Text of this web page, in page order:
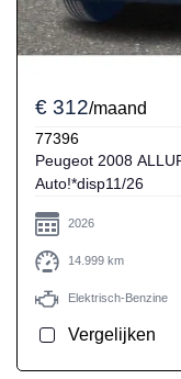
€ 312/maand
77396
Peugeot 2008 ALLURE*Navi Détecteurs Boite
Auto!*disp11/26
2026
14.999 km
Elektrisch-Benzine
Vergelijken